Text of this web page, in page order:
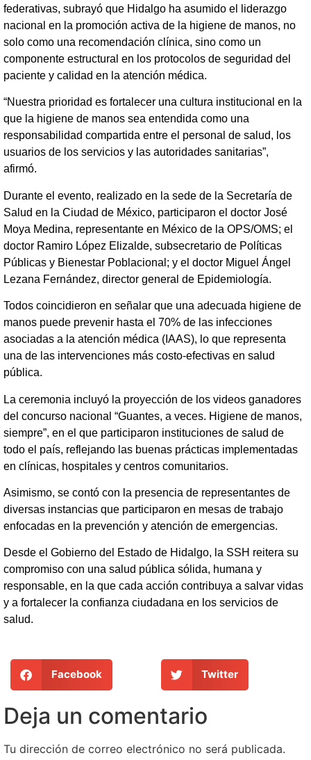
federativas, subrayó que Hidalgo ha asumido el liderazgo
nacional en la promoción activa de la higiene de manos, no
solo como una recomendación clínica, sino como un
componente estructural en los protocolos de seguridad del
paciente y calidad en la atención médica.
“Nuestra prioridad es fortalecer una cultura institucional en la
que la higiene de manos sea entendida como una
responsabilidad compartida entre el personal de salud, los
usuarios de los servicios y las autoridades sanitarias”,
afirmó.
Durante el evento, realizado en la sede de la Secretaría de
Salud en la Ciudad de México, participaron el doctor José
Moya Medina, representante en México de la OPS/OMS; el
doctor Ramiro López Elizalde, subsecretario de Políticas
Públicas y Bienestar Poblacional; y el doctor Miguel Ángel
Lezana Fernández, director general de Epidemiología.
Todos coincidieron en señalar que una adecuada higiene de
manos puede prevenir hasta el 70% de las infecciones
asociadas a la atención médica (IAAS), lo que representa
una de las intervenciones más costo-efectivas en salud
pública.
La ceremonia incluyó la proyección de los videos ganadores
del concurso nacional “Guantes, a veces. Higiene de manos,
siempre”, en el que participaron instituciones de salud de
todo el país, reflejando las buenas prácticas implementadas
en clínicas, hospitales y centros comunitarios.
Asimismo, se contó con la presencia de representantes de
diversas instancias que participaron en mesas de trabajo
enfocadas en la prevención y atención de emergencias.
Desde el Gobierno del Estado de Hidalgo, la SSH reitera su
compromiso con una salud pública sólida, humana y
responsable, en la que cada acción contribuya a salvar vidas
y a fortalecer la confianza ciudadana en los servicios de
salud.
Facebook Twitter
Deja un comentario
Tu dirección de correo electrónico no será publicada.